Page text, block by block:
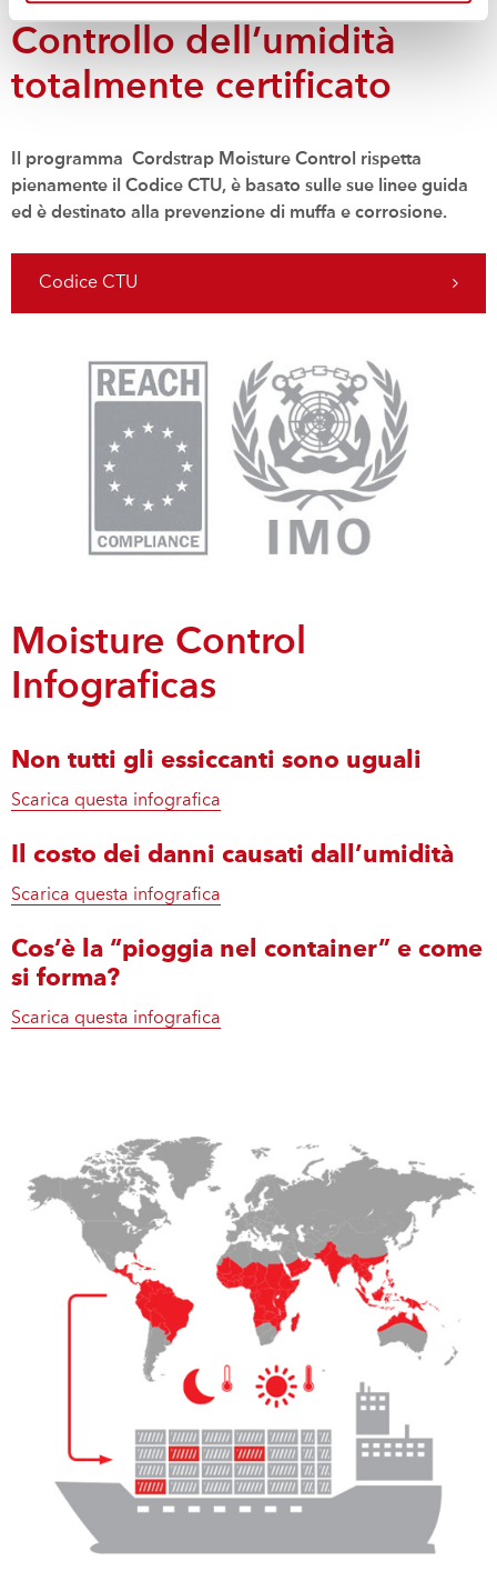
Controllo dell’umidità
totalmente certificato
Il programma Cordstrap Moisture Control rispetta
pienamente il Codice CTU, è basato sulle sue linee guida
ed è destinato alla prevenzione di muffa e corrosione.
Codice CTU
Moisture Control
Infograficas
Non tutti gli essiccanti sono uguali
Scarica questa infografica
Il costo dei danni causati dall’umidità
Scarica questa infografica
Cos’è la “pioggia nel container” e come
si forma?
Scarica questa infografica